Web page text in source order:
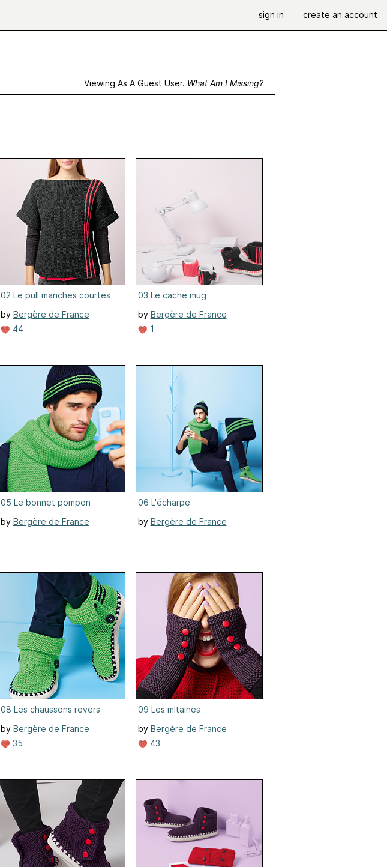
sign in create an account
Viewing As A Guest User. What Am I Missing?
02 Le pull manches courtes
by Bergère de France
44
03 Le cache mug
by Bergère de France
1
05 Le bonnet pompon
by Bergère de France
06 L'écharpe
by Bergère de France
08 Les chaussons revers
by Bergère de France
35
09 Les mitaines
by Bergère de France
43